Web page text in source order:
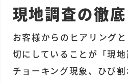
現地調査の徹底
お客様からのヒアリング
切にしていることが「現地
チョーキング現象、ひび